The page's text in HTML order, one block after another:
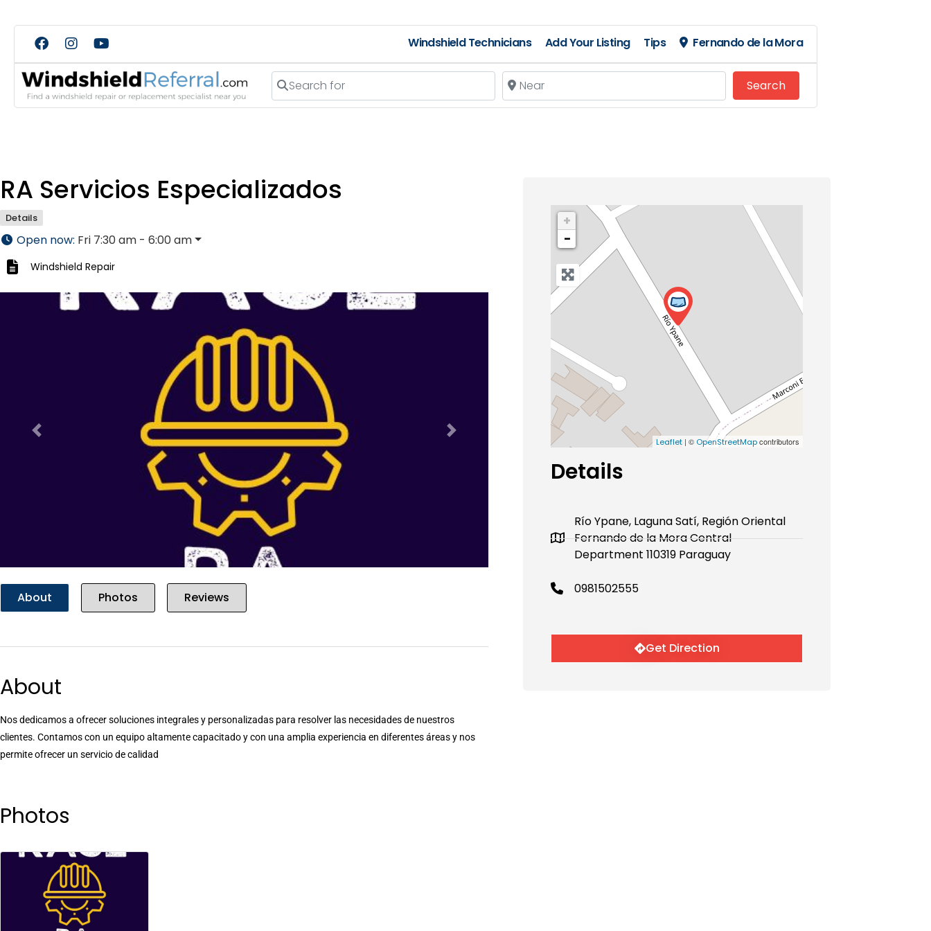
Windshield Technicians Add Your Listing Tips Fernando de la Mora
Search for Near
SearchSearch
RA Servicios Especializados
Details
Open now: Fri 7:30 am - 6:00 am
Windshield Repair
Previous Next
About Photos Reviews
About
Nos dedicamos a ofrecer soluciones integrales y personalizadas para resolver las necesidades de nuestros
clientes. Contamos con un equipo altamente capacitado y con una amplia experiencia en diferentes áreas y nos
permite ofrecer un servicio de calidad
Photos
+
−
Leaflet | © OpenStreetMapcontributors
Details
Río Ypane, Laguna Satí, Región Oriental
Fernando de la Mora Central
Department 110319 Paraguay
0981502555
Get Direction